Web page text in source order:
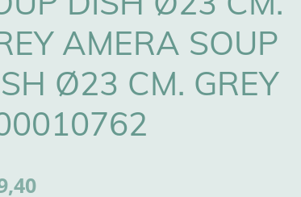
AMERA SOUP
Ø23 CM. GREY